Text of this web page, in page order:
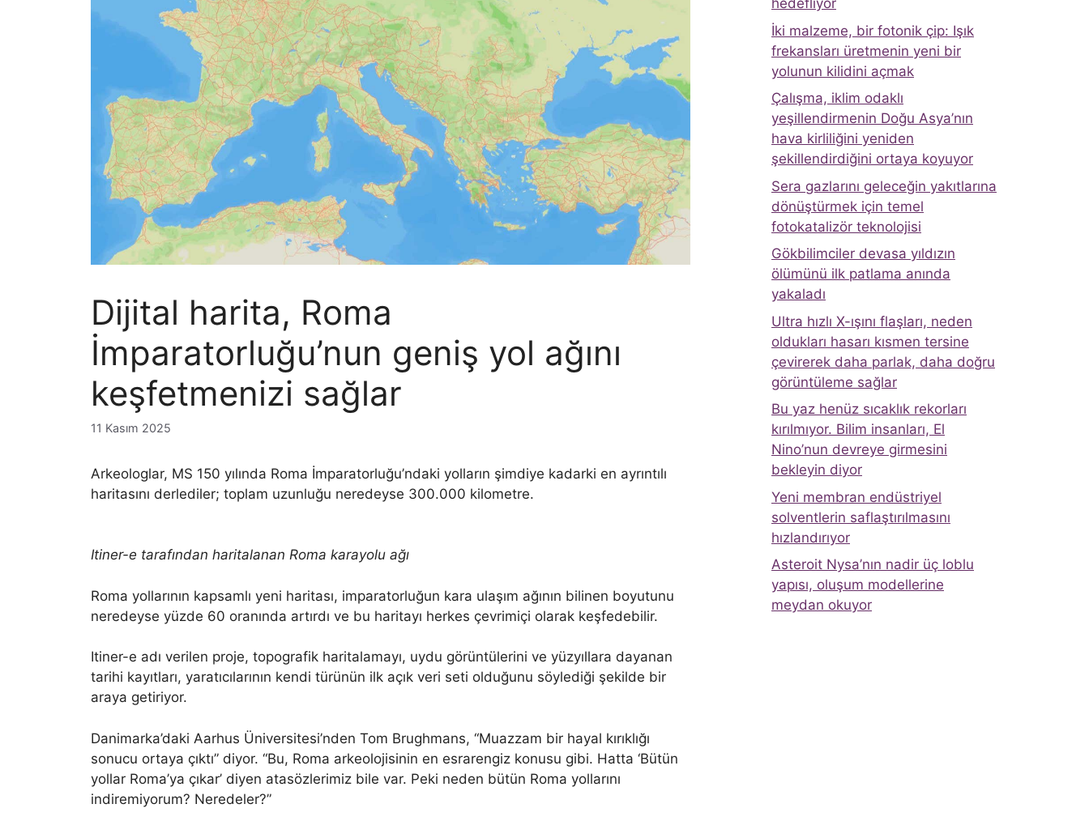
Dijital harita, Roma
İmparatorluğu’nun geniş yol ağını
keşfetmenizi sağlar
11 Kasım 2025
Arkeologlar, MS 150 yılında Roma İmparatorluğu’ndaki yolların şimdiye kadarki en ayrıntılı
haritasını derlediler; toplam uzunluğu neredeyse 300.000 kilometre.
Itiner-e tarafından haritalanan Roma karayolu ağı
Roma yollarının kapsamlı yeni haritası, imparatorluğun kara ulaşım ağının bilinen boyutunu
neredeyse yüzde 60 oranında artırdı ve bu haritayı herkes çevrimiçi olarak keşfedebilir.
Itiner-e adı verilen proje, topografik haritalamayı, uydu görüntülerini ve yüzyıllara dayanan
tarihi kayıtları, yaratıcılarının kendi türünün ilk açık veri seti olduğunu söylediği şekilde bir
araya getiriyor.
Danimarka’daki Aarhus Üniversitesi’nden Tom Brughmans, “Muazzam bir hayal kırıklığı
sonucu ortaya çıktı” diyor. “Bu, Roma arkeolojisinin en esrarengiz konusu gibi. Hatta ‘Bütün
yollar Roma’ya çıkar’ diyen atasözlerimiz bile var. Peki neden bütün Roma yollarını
indiremiyorum? Neredeler?”
hedefliyor
İki malzeme, bir fotonik çip: Işık
frekansları üretmenin yeni bir
yolunun kilidini açmak
Çalışma, iklim odaklı
yeşillendirmenin Doğu Asya’nın
hava kirliliğini yeniden
şekillendirdiğini ortaya koyuyor
Sera gazlarını geleceğin yakıtlarına
dönüştürmek için temel
fotokatalizör teknolojisi
Gökbilimciler devasa yıldızın
ölümünü ilk patlama anında
yakaladı
Ultra hızlı X-ışını flaşları, neden
oldukları hasarı kısmen tersine
çevirerek daha parlak, daha doğru
görüntüleme sağlar
Bu yaz henüz sıcaklık rekorları
kırılmıyor. Bilim insanları, El
Nino’nun devreye girmesini
bekleyin diyor
Yeni membran endüstriyel
solventlerin saflaştırılmasını
hızlandırıyor
Asteroit Nysa’nın nadir üç loblu
yapısı, oluşum modellerine
meydan okuyor